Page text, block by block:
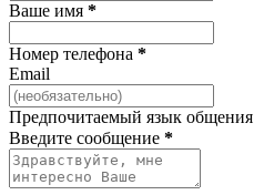
Ваше имя *
Номер телефона *
Email
Предпочитаемый язык общения
Введите сообщение *